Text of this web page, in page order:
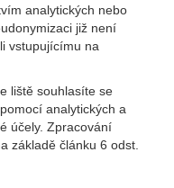
analytických nebo
již není
vstupujícímu na
liště souhlasíte se
analytických a
účely. Zpracování
základě článku 6 odst.